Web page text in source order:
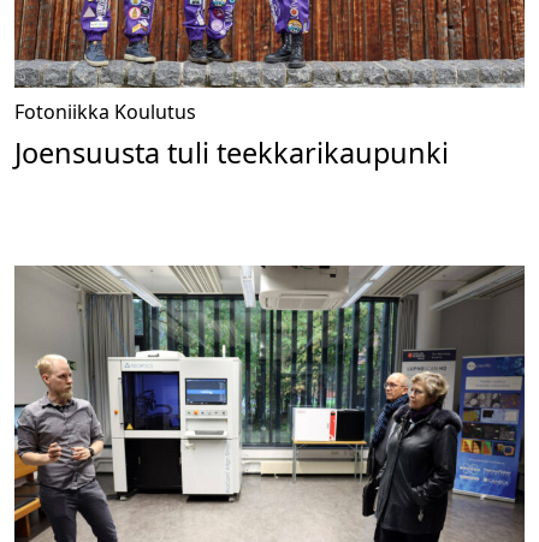
Fotoniikka Koulutus
Joensuusta tuli teekkarikaupunki